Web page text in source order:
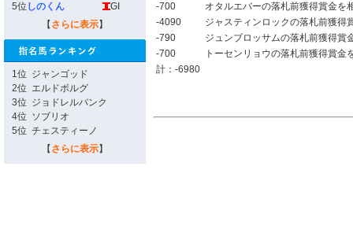
5位 しのくん
GI
【 さらに表示】
1位 ジャンゴッド
2位 エルドボルグ
3位 ジョドレルバンク
4位 ソブリオ
5位 チェスティーノ
【 さらに表示】
-700
オタルエバーの落札前獲得賞金を
-4090
ジャスティンロックの落札前獲得
-790
ジュンブロッサムの落札前獲得賞
-700
トーセンリョウの落札前獲得賞金
計：-6980